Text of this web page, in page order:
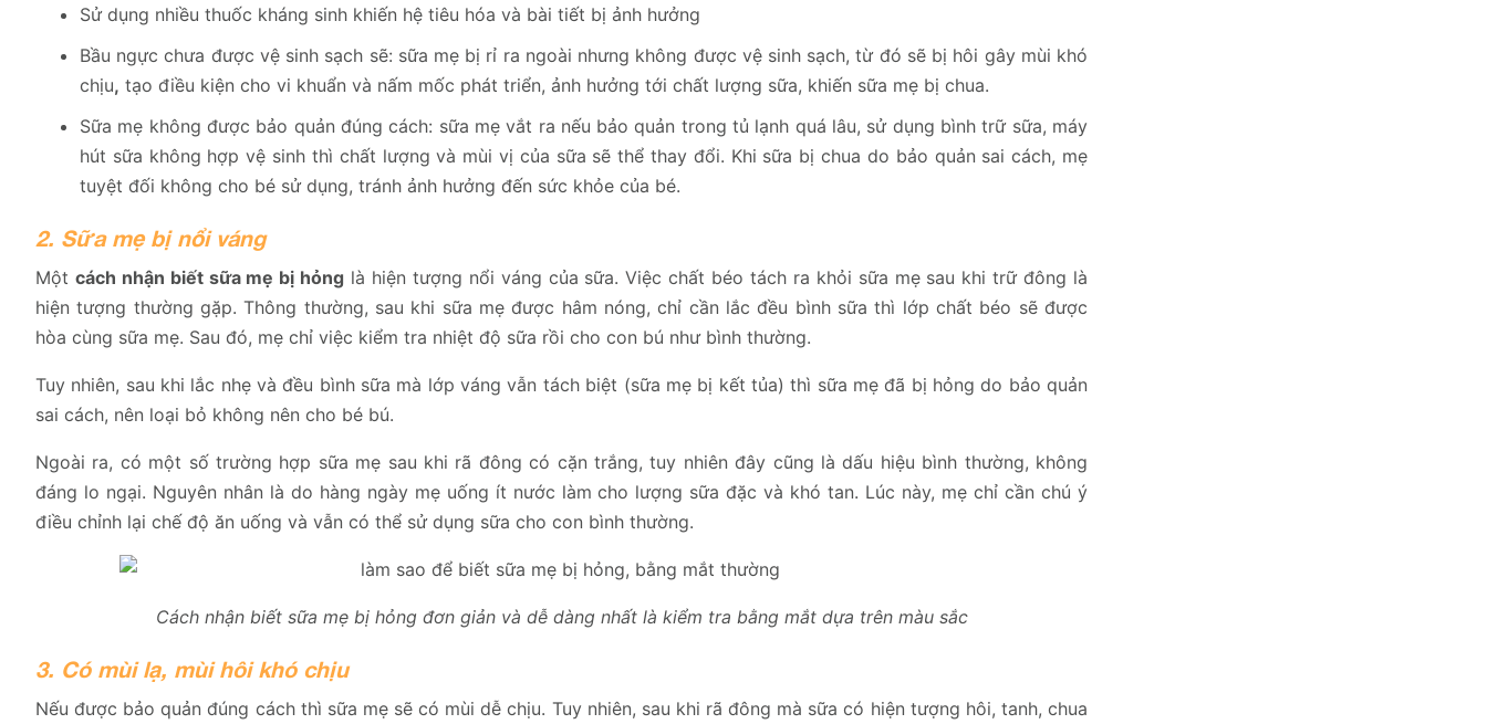
Sử dụng nhiều thuốc kháng sinh khiến hệ tiêu hóa và bài tiết bị ảnh hưởng
Bầu ngực chưa được vệ sinh sạch sẽ: sữa mẹ bị rỉ ra ngoài nhưng không được vệ sinh sạch, từ đó sẽ bị hôi gây mùi khó
chịu, tạo điều kiện cho vi khuẩn và nấm mốc phát triển, ảnh hưởng tới chất lượng sữa, khiến sữa mẹ bị chua.
Sữa mẹ không được bảo quản đúng cách: sữa mẹ vắt ra nếu bảo quản trong tủ lạnh quá lâu, sử dụng bình trữ sữa, máy
hút sữa không hợp vệ sinh thì chất lượng và mùi vị của sữa sẽ thể thay đổi. Khi sữa bị chua do bảo quản sai cách, mẹ
tuyệt đối không cho bé sử dụng, tránh ảnh hưởng đến sức khỏe của bé.
2. Sữa mẹ bị nổi váng
Một cách nhận biết sữa mẹ bị hỏng là hiện tượng nổi váng của sữa. Việc chất béo tách ra khỏi sữa mẹ sau khi trữ đông là
hiện tượng thường gặp. Thông thường, sau khi sữa mẹ được hâm nóng, chỉ cần lắc đều bình sữa thì lớp chất béo sẽ được
hòa cùng sữa mẹ. Sau đó, mẹ chỉ việc kiểm tra nhiệt độ sữa rồi cho con bú như bình thường.
Tuy nhiên, sau khi lắc nhẹ và đều bình sữa mà lớp váng vẫn tách biệt (sữa mẹ bị kết tủa) thì sữa mẹ đã bị hỏng do bảo quản
sai cách, nên loại bỏ không nên cho bé bú.
Ngoài ra, có một số trường hợp sữa mẹ sau khi rã đông có cặn trắng, tuy nhiên đây cũng là dấu hiệu bình thường, không
đáng lo ngại. Nguyên nhân là do hàng ngày mẹ uống ít nước làm cho lượng sữa đặc và khó tan. Lúc này, mẹ chỉ cần chú ý
điều chỉnh lại chế độ ăn uống và vẫn có thể sử dụng sữa cho con bình thường.
Cách nhận biết sữa mẹ bị hỏng đơn giản và dễ dàng nhất là kiểm tra bằng mắt dựa trên màu sắc
3. Có mùi lạ, mùi hôi khó chịu
Nếu được bảo quản đúng cách thì sữa mẹ sẽ có mùi dễ chịu. Tuy nhiên, sau khi rã đông mà sữa có hiện tượng hôi, tanh, chua